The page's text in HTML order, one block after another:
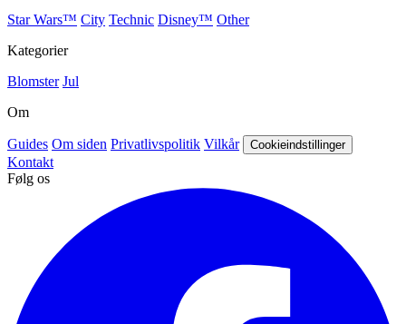
Star Wars™ City Technic Disney™ Other
Kategorier
Blomster Jul
Om
Guides Om siden Privatlivspolitik Vilkår Cookieindstillinger
Kontakt
Følg os